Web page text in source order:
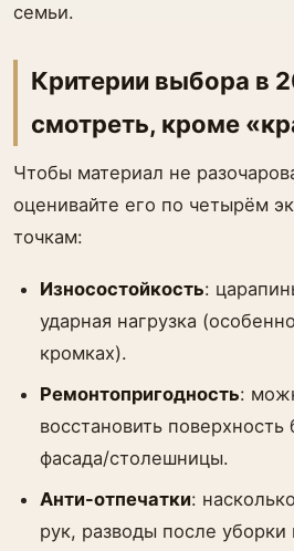
семьи.
Критерии выбора в
смотреть, кроме
Чтобы материал не
оценивайте его по четырём
точкам:
Износостойкость:
ударная нагрузка
кромках).
Ремонтопригодность:
восстановить
фасада/столешницы.
Анти-отпечатки:
рук, разводы после